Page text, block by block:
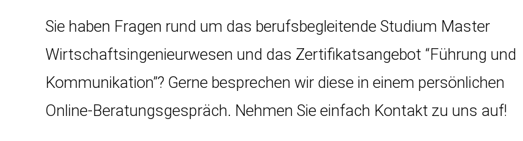
Sie haben Fragen rund um das berufsbegleitende Studium Master
Wirtschaftsingenieurwesen und das Zertifikatsangebot “Führung und
Kommunikation”? Gerne besprechen wir diese in einem persönlichen
Online-Beratungsgespräch. Nehmen Sie einfach Kontakt zu uns auf!